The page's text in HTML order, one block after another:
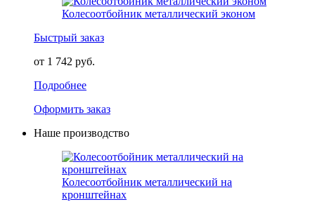
Колесоотбойник металлический эконом
Быстрый заказ
от 1 742 руб.
Подробнее
Оформить заказ
Наше производство
Колесоотбойник металлический на
кронштейнах